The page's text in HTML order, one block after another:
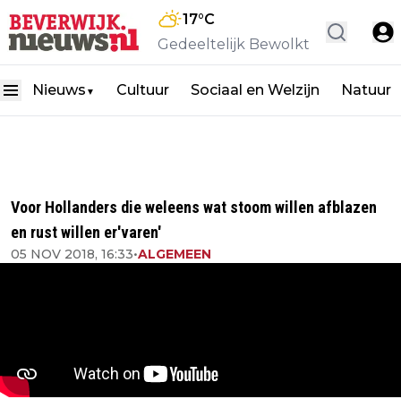
17°C
Gedeeltelijk Bewolkt
Nieuws ▼ Cultuur Sociaal en Welzijn Natuur
Voor Hollanders die weleens wat stoom willen afblazen
en rust willen er'varen'
05 NOV 2018, 16:33•ALGEMEEN